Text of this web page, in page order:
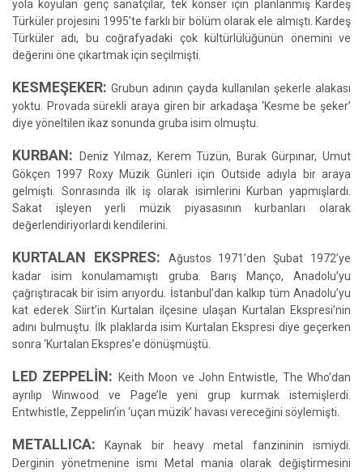
yola koyulan genç sanatçılar, tek konser için planlanmış Kardeş
Türküler projesini 1995’te farklı bir bölüm olarak ele almıştı. Kardeş
Türküler adı, bu coğrafyadaki çok kültürlülüğünün önemini ve
değerini öne çıkartmak için seçilmişti.
KESMEŞEKER: Grubun adının çayda kullanılan şekerle alakası
yoktu. Provada sürekli araya giren bir arkadaşa ‘Kesme be şeker’
diye yöneltilen ikaz sonunda gruba isim olmuştu.
KURBAN:
Deniz Yılmaz, Kerem Tüzün, Burak Gürpınar, Umut
Gökçen 1997 Roxy Müzik Günleri için Outside adıyla bir araya
gelmişti. Sonrasında ilk iş olarak isimlerini Kurban yapmışlardı.
Sakat işleyen yerli müzik piyasasının kurbanları olarak
değerlendiriyorlardı kendilerini.
KURTALAN EKSPRES:
Ağustos 1971’den Şubat 1972’ye
kadar isim konulamamıştı gruba. Barış Manço, Anadolu’yu
çağrıştıracak bir isim arıyordu. İstanbul’dan kalkıp tüm Anadolu’yu
kat ederek Siirt’in Kurtalan ilçesine ulaşan Kurtalan Ekspresi’nin
adını bulmuştu. İlk plaklarda isim Kurtalan Ekspresi diye geçerken
sonra ‘Kurtalan Ekspres’e dönüşmüştü.
LED ZEPPELİN:
Keith Moon ve John Entwistle, The Who’dan
ayrılıp Winwood ve Page’le yeni grup kurmak istemişlerdi.
Entwhistle, Zeppelin’in ‘uçan müzik’ havası vereceğini söylemişti.
METALLICA:
Kaynak bir heavy metal fanzininin ismiydi.
Derginin yönetmenine ismi Metal mania olarak değiştirmesini